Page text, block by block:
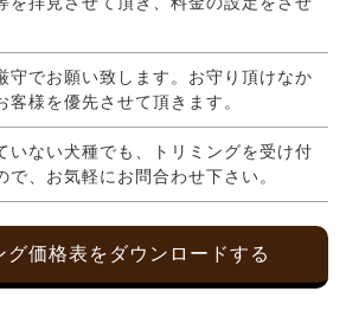
守でお願い致します。お守り頂けなか
客様を優先させて頂きます。
いない犬種でも、トリミングを受け付
で、お気軽にお問合わせ下さい。
グ価格表をダウンロードする